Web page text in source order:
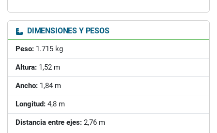
DIMENSIONES Y PESOS
Peso: 1.715 kg
Altura: 1,52 m
Ancho: 1,84 m
Longitud: 4,8 m
Distancia entre ejes: 2,76 m